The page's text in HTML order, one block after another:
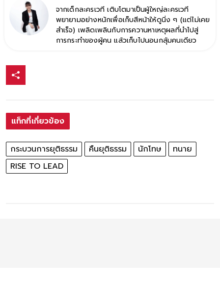
จากเด็กละครเวที เติบโตมาเป็นผู้ใหญ่ละครเวที
พยายามอย่างหนักเพื่อเก็บสีหน้าให้ดูนิ่ง ๆ (แต่ไม่เคย
สำเร็จ) เพลิดเพลินกับการควานหาเหตุผลที่นำไปสู่
การกระทำของผู้คน แล้วเก็บไปนอนกลุ้มคนเดียว
แท็กที่เกี่ยวข้อง
กระบวนการยุติธรรม คืนยุติธรรม นักโทษ
ทนาย
RISE TO LEAD